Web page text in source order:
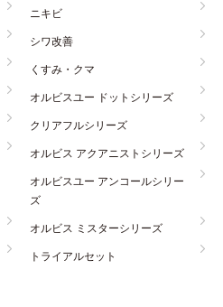
ニキビ
シワ改善
くすみ・クマ
オルビスユー ドットシリーズ
クリアフルシリーズ
オルビス アクアニストシリーズ
オルビスユー アンコールシリー
ズ
オルビス ミスターシリーズ
トライアルセット